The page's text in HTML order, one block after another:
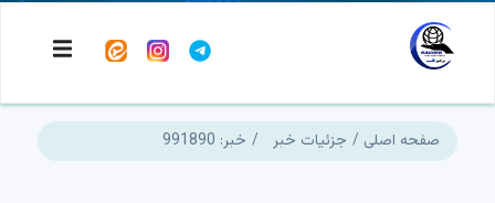
صفحه اصلی جزئیات خبر خبر: 991890